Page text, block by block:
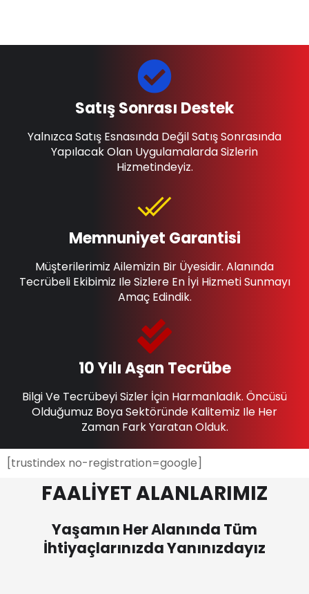
10 Yılı Aşan Tecrübe
Bilgi Ve Tecrübeyi Sizler İçin Harmanladık. Öncüsü
Olduğumuz Boya Sektöründe Kalitemiz Ile Her
Zaman Fark Yaratan Olduk.
Memnuniyet Garantisi
Müşterilerimiz Ailemizin Bir Üyesidir. Alanında
Tecrübeli Ekibimiz Ile Sizlere En İyi Hizmeti Sunmayı
Amaç Edindik.
Satış Sonrası Destek
Yalnızca Satış Esnasında Değil Satış Sonrasında
Yapılacak Olan Uygulamalarda Sizlerin
Hizmetindeyiz.
[trustindex no-registration=google]
FAALİYET ALANLARIMIZ
Yaşamın Her Alanında Tüm
İhtiyaçlarınızda Yanınızdayız